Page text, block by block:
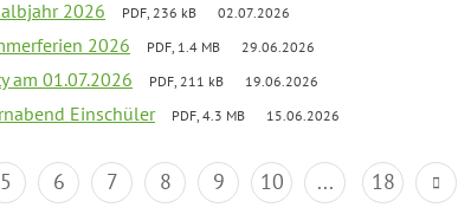
2026 PDF, 236 kB 02.07.2026
2026 PDF, 1.4 MB 29.06.2026
am 01.07.2026 PDF, 211 kB 19.06.2026
Einschüler PDF, 4.3 MB 15.06.2026
5 6 7 8 9 10 ... 18